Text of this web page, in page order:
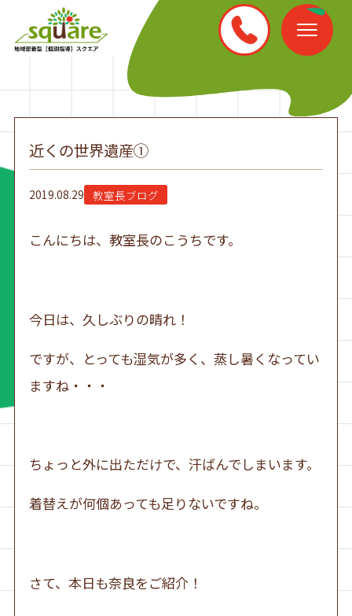
近くの世界遺産①
2019.08.29 教室長ブログ
こんにちは、教室長のこうちです。
今日は、久しぶりの晴れ！
ですが、とっても湿気が多く、蒸し暑くなってい
ますね・・・
ちょっと外に出ただけで、汗ばんでしまいます。
着替えが何個あっても足りないですね。
さて、本日も奈良をご紹介！